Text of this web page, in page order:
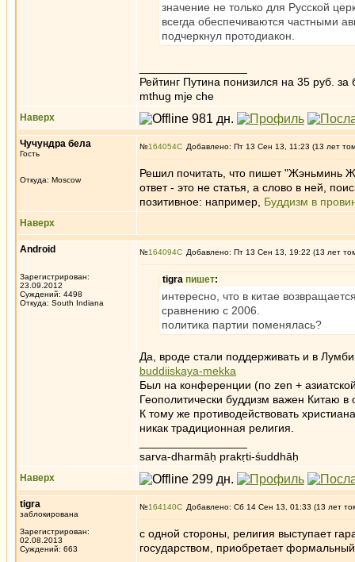
значение не только для Русской
всегда обеспечиваются частными
подчеркнул протодиакон.
Рейтинг Путина понизился на 35 руб. за
mthug mje che
Наверх
Чучундра бела
Гость
Откуда: Moscow
№164054 Добавлено: Пт 13 Сен 13, 11:23 (13 лет
Решил почитать, что пишет "Жэньминь
ответ - это не статья, а слово в ней,
позитивное: например, Буддизм в
Наверх
Android
Зарегистрирован:
23.09.2012
Суждений: 4498
Откуда: South Indiana
№164094 Добавлено: Пт 13 Сен 13, 19:22 (13 лет
tigra пишет:
интересно, что в китае
сравнению с 2006.
политика партии поменялась?
Да, вроде стали поддерживать и в
buddiiskaya-mekka
Был на конференции (по zen +
Геополитически буддизм важен Китаю
К тому же противодействовать
никак традиционная религия.
sarva-dharmāḥ prakṛti-śuddhāḥ
Наверх
tigra
заблокирована
Зарегистрирован:
02.08.2013
Суждений: 663
№164140 Добавлено: Сб 14 Сен 13, 01:33 (13 лет
с одной стороны, религия выступает
государством, приобретает